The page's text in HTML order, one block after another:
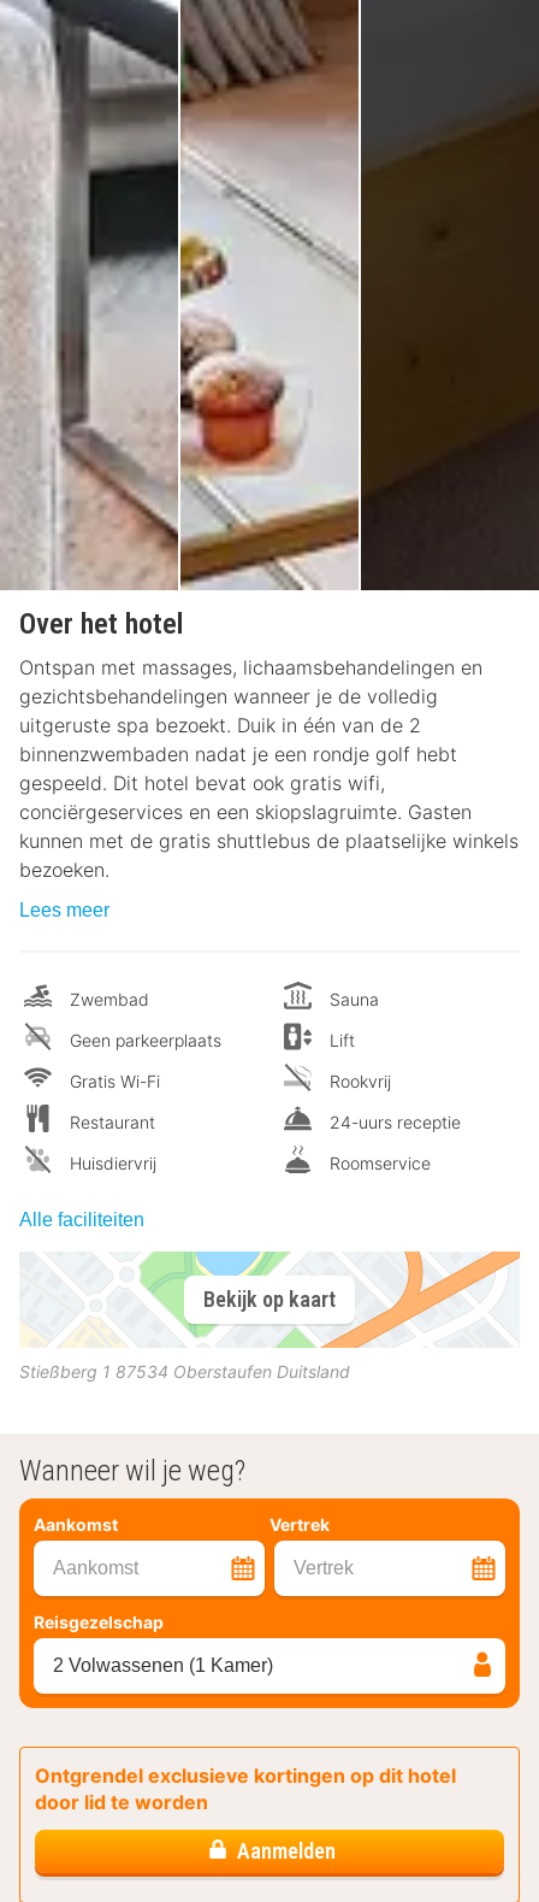
Over het hotel
Ontspan met massages, lichaamsbehandelingen en
gezichtsbehandelingen wanneer je de volledig
uitgeruste spa bezoekt. Duik in één van de 2
binnenzwembaden nadat je een rondje golf hebt
gespeeld. Dit hotel bevat ook gratis wifi,
conciërgeservices en een skiopslagruimte. Gasten
kunnen met de gratis shuttlebus de plaatselijke winkels
bezoeken.
Lees meer
Zwembad
Geen parkeerplaats
Gratis Wi-Fi
Restaurant
Huisdiervrij
Sauna
Lift
Rookvrij
24-uurs receptie
Roomservice
Alle faciliteiten
Bekijk op kaart
Stießberg 1 87534 Oberstaufen Duitsland
Wanneer wil je weg?
Aankomst Vertrek
Aankomst Vertrek
Reisgezelschap
2 Volwassenen (1 Kamer)
Ontgrendel exclusieve kortingen op dit hotel
door lid te worden
Aanmelden